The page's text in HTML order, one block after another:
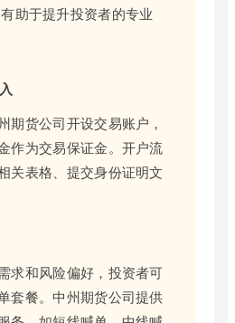
助于提升投资者的专业
期货公司开设交易账户，
作为交易保证金。开户流
关表格、提交身份证明文
求和风险偏好，投资者可
套餐。中州期货公司提供